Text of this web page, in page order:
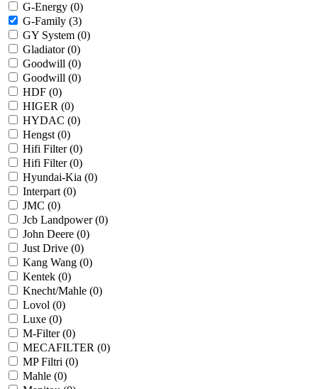
G-Energy (0)
G-Family (3)
GY System (0)
Gladiator (0)
Goodwill (0)
Goodwill (0)
HDF (0)
HIGER (0)
HYDAC (0)
Hengst (0)
Hifi Filter (0)
Hifi Filter (0)
Hyundai-Kia (0)
Interpart (0)
JMC (0)
Jcb Landpower (0)
John Deere (0)
Just Drive (0)
Kang Wang (0)
Kentek (0)
Knecht/Mahle (0)
Lovol (0)
Luxe (0)
M-Filter (0)
MECAFILTER (0)
MP Filtri (0)
Mahle (0)